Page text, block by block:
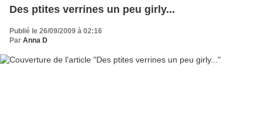
Des ptites verrines un peu girly...
Publié le 26/09/2009 à 02:16
Par Anna D